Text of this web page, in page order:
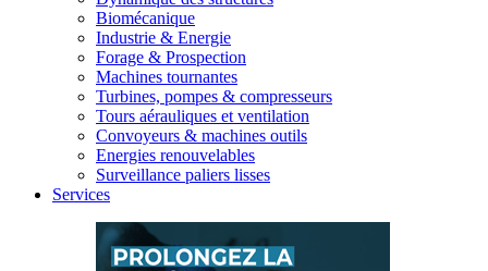
Biomécanique
Industrie & Energie
Forage & Prospection
Machines tournantes
Turbines, pompes & compresseurs
Tours aérauliques et ventilation
Convoyeurs & machines outils
Energies renouvelables
Surveillance paliers lisses
Services